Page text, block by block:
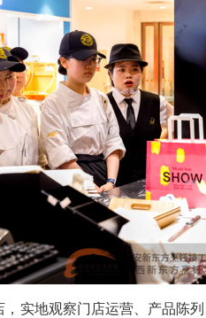
实地观察门店运营、产品陈